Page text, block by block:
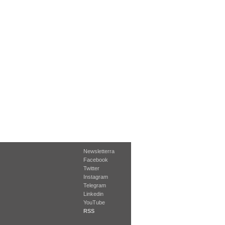
Newsletterra
Facebook
Twitter
Instagram
Telegram
Linkedin
YouTube
RSS